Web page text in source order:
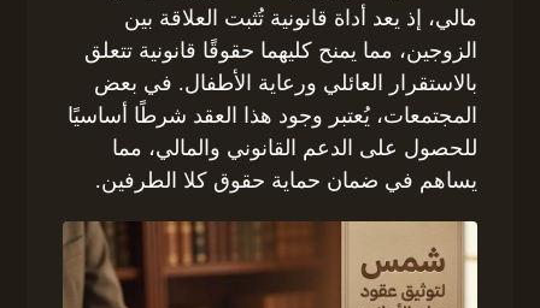
مالي، إذ يعد أداة قانونية تُثبت العلاقة بين
الزوجين، مما يمنح كليهما حقوقًا قانونية تتعلق
بالاستقرار العائلي ورعاية الأطفال. في بعض
المجتمعات، يُعتبر وجود هذا العقد شرطًا أساسيًا
للحصول على الدعم القانوني والمالي، مما
يساهم في ضمان حماية حقوق كلا الطرفين.